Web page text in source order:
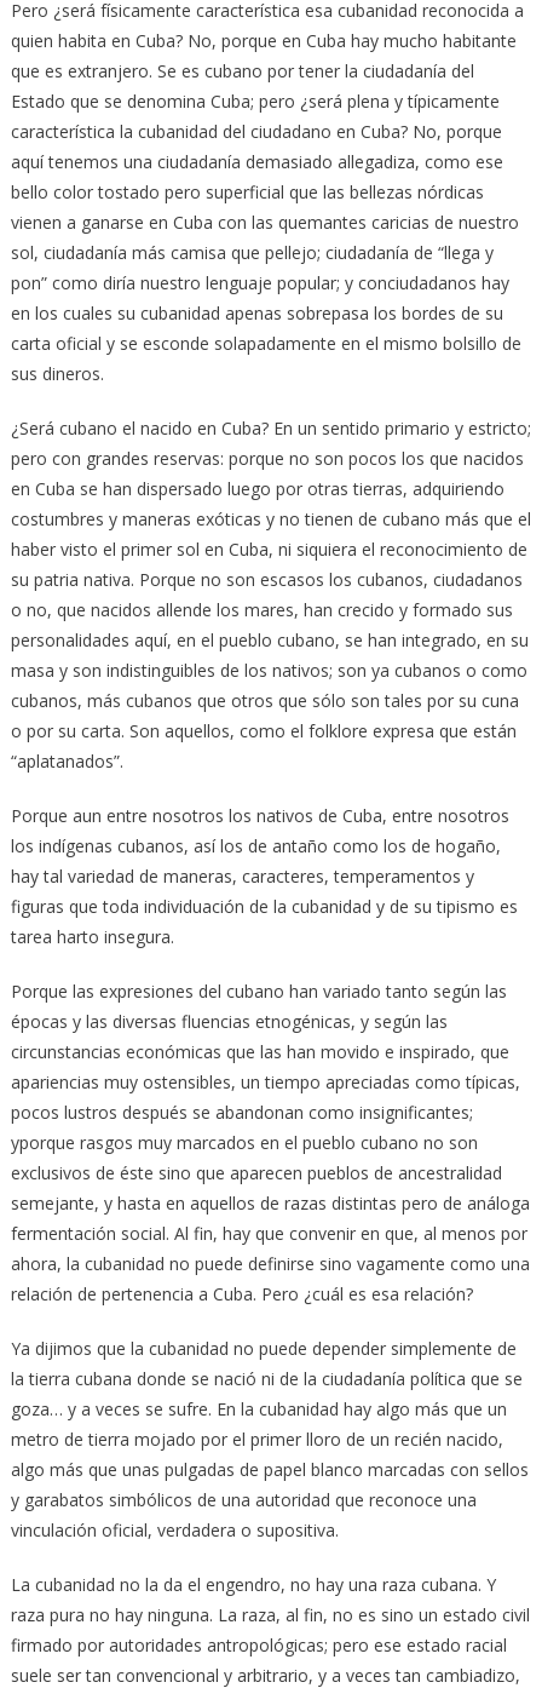
Pero ¿será físicamente característica esa cubanidad reconocida a
quien habita en Cuba? No, porque en Cuba hay mucho habitante
que es extranjero. Se es cubano por tener la ciudadanía del
Estado que se denomina Cuba; pero ¿será plena y típicamente
característica la cubanidad del ciudadano en Cuba? No, porque
aquí tenemos una ciudadanía demasiado allegadiza, como ese
bello color tostado pero superficial que las bellezas nórdicas
vienen a ganarse en Cuba con las quemantes caricias de nuestro
sol, ciudadanía más camisa que pellejo; ciudadanía de “llega y
pon” como diría nuestro lenguaje popular; y conciudadanos hay
en los cuales su cubanidad apenas sobrepasa los bordes de su
carta oficial y se esconde solapadamente en el mismo bolsillo de
sus dineros.
¿Será cubano el nacido en Cuba? En un sentido primario y estricto;
pero con grandes reservas: porque no son pocos los que nacidos
en Cuba se han dispersado luego por otras tierras, adquiriendo
costumbres y maneras exóticas y no tienen de cubano más que el
haber visto el primer sol en Cuba, ni siquiera el reconocimiento de
su patria nativa. Porque no son escasos los cubanos, ciudadanos
o no, que nacidos allende los mares, han crecido y formado sus
personalidades aquí, en el pueblo cubano, se han integrado, en su
masa y son indistinguibles de los nativos; son ya cubanos o como
cubanos, más cubanos que otros que sólo son tales por su cuna
o por su carta. Son aquellos, como el folklore expresa que están
“aplatanados”.
Porque aun entre nosotros los nativos de Cuba, entre nosotros
los indígenas cubanos, así los de antaño como los de hogaño,
hay tal variedad de maneras, caracteres, temperamentos y
figuras que toda individuación de la cubanidad y de su tipismo es
tarea harto insegura.
Porque las expresiones del cubano han variado tanto según las
épocas y las diversas fluencias etnogénicas, y según las
circunstancias económicas que las han movido e inspirado, que
apariencias muy ostensibles, un tiempo apreciadas como típicas,
pocos lustros después se abandonan como insignificantes;
yporque rasgos muy marcados en el pueblo cubano no son
exclusivos de éste sino que aparecen pueblos de ancestralidad
semejante, y hasta en aquellos de razas distintas pero de análoga
fermentación social. Al fin, hay que convenir en que, al menos por
ahora, la cubanidad no puede definirse sino vagamente como una
relación de pertenencia a Cuba. Pero ¿cuál es esa relación?
Ya dijimos que la cubanidad no puede depender simplemente de
la tierra cubana donde se nació ni de la ciudadanía política que se
goza… y a veces se sufre. En la cubanidad hay algo más que un
metro de tierra mojado por el primer lloro de un recién nacido,
algo más que unas pulgadas de papel blanco marcadas con sellos
y garabatos simbólicos de una autoridad que reconoce una
vinculación oficial, verdadera o supositiva.
La cubanidad no la da el engendro, no hay una raza cubana. Y
raza pura no hay ninguna. La raza, al fin, no es sino un estado civil
firmado por autoridades antropológicas; pero ese estado racial
suele ser tan convencional y arbitrario, y a veces tan cambiadizo,